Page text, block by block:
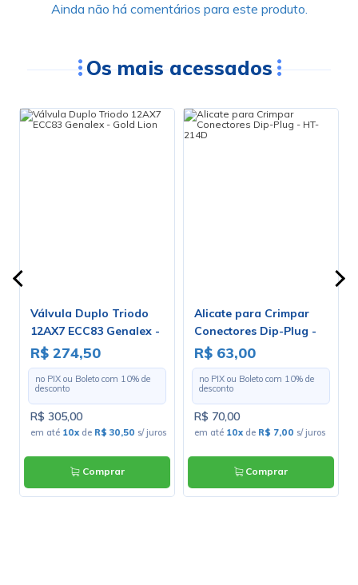
Ainda não há comentários para este produto.
Os mais acessados
Válvula Duplo Triodo
12AX7 ECC83 Genalex -
Gold Lion
R$ 274,50
no PIX ou Boleto com 10% de
desconto
R$ 305,00
em até 10xde R$ 30,50 s/ juros
Comprar
Alicate para Crimpar
Conectores Dip-Plug -
HT-214D
R$ 63,00
no PIX ou Boleto com 10% de
desconto
R$ 70,00
em até 10xde R$ 7,00 s/ juros
Comprar